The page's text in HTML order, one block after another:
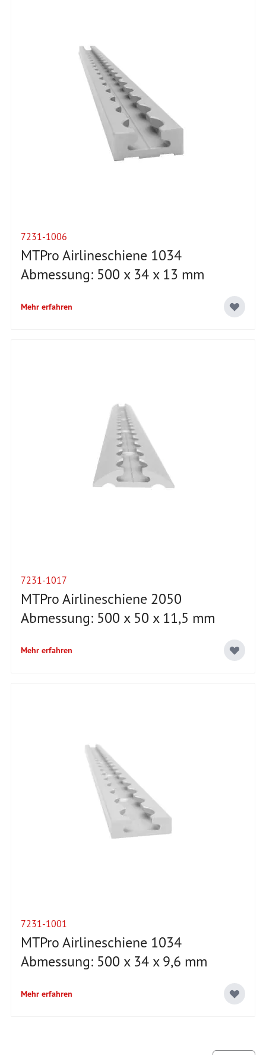
7231-1006
MTPro Airlineschiene 1034
Abmessung: 500 x 34 x 13 mm
Mehr erfahren
7231-1017
MTPro Airlineschiene 2050
Abmessung: 500 x 50 x 11,5 mm
Mehr erfahren
7231-1001
MTPro Airlineschiene 1034
Abmessung: 500 x 34 x 9,6 mm
Mehr erfahren